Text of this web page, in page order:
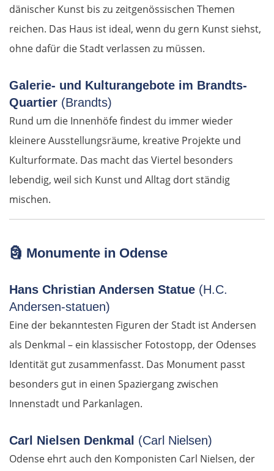
dänischer Kunst bis zu zeitgenössischen Themen
reichen. Das Haus ist ideal, wenn du gern Kunst siehst,
ohne dafür die Stadt verlassen zu müssen.
Galerie- und Kulturangebote im Brandts-
Quartier (Brandts)
Rund um die Innenhöfe findest du immer wieder
kleinere Ausstellungsräume, kreative Projekte und
Kulturformate. Das macht das Viertel besonders
lebendig, weil sich Kunst und Alltag dort ständig
mischen.
🗿 Monumente in Odense
Hans Christian Andersen Statue (H.C.
Andersen-statuen)
Eine der bekanntesten Figuren der Stadt ist Andersen
als Denkmal – ein klassischer Fotostopp, der Odenses
Identität gut zusammenfasst. Das Monument passt
besonders gut in einen Spaziergang zwischen
Innenstadt und Parkanlagen.
Carl Nielsen Denkmal (Carl Nielsen)
Odense ehrt auch den Komponisten Carl Nielsen, der
Lübben
Senftenberg
Pirna
Ústí nad Labem
Mělník
Prag
Beroun
Pilsen
Deutschland Süd